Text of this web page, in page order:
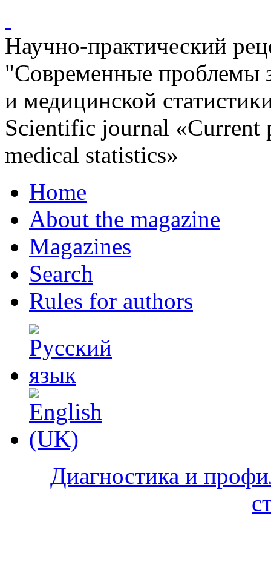
Научно-практический
"Современные проблемы
и медицинской
Scientific journal «Current
medical statistics»
Home
About the magazine
Magazines
Search
Rules for authors
Диагностика и